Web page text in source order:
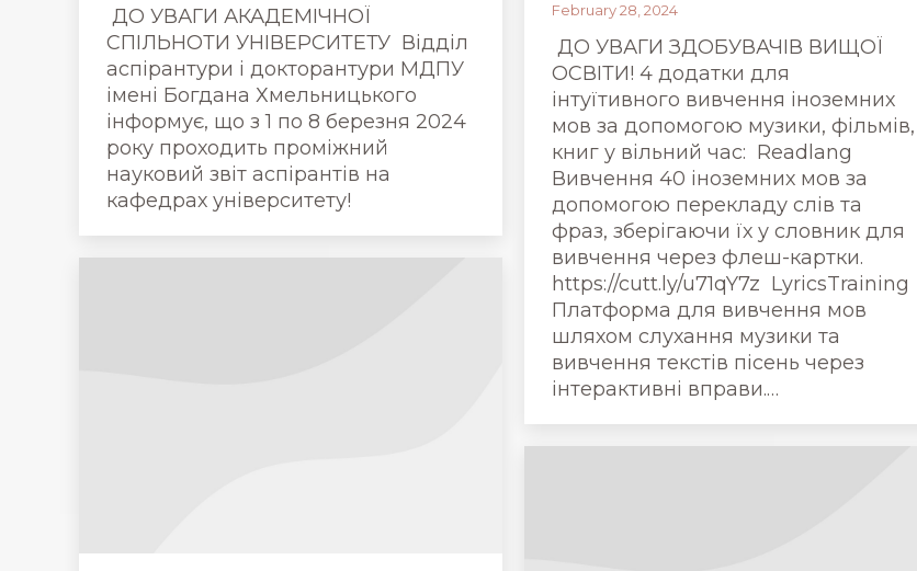
ДО УВАГИ АКАДЕМІЧНОЇ
СПІЛЬНОТИ УНІВЕРСИТЕТУ Відділ
аспірантури і докторантури МДПУ
імені Богдана Хмельницького
інформує, що з 1 по 8 березня 2024
року проходить проміжний
науковий звіт аспірантів на
кафедрах університету!
February 28, 2024
ДО УВАГИ ЗДОБУВАЧІВ ВИЩОЇ
ОСВІТИ! 4 додатки для
інтуїтивного вивчення іноземних
мов за допомогою музики, фільмів,
книг у вільний час: Readlang
Вивчення 40 іноземних мов за
допомогою перекладу слів та
фраз, зберігаючи їх у словник для
вивчення через флеш-картки.
https://cutt.ly/u71qY7z LyricsTraining
Платформа для вивчення мов
шляхом слухання музики та
вивчення текстів пісень через
інтерактивні вправи.…